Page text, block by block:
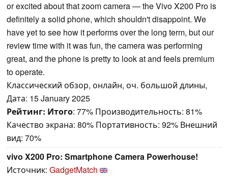
or excited about that zoom camera — the Vivo X200 Pro is
definitely a solid phone, which shouldn't disappoint. We
have yet to see how it performs over the long term, but our
review time with it was fun, the camera was performing
great, and the phone is pretty to look at and feels premium
to operate.
Классический обзор, онлайн, оч. большой длины,
Дата: 15 January 2025
Рейтинг: Итого: 77% Производительность: 81%
Качество экрана: 80% Портативность: 92% Внешний
вид: 70%
vivo X200 Pro: Smartphone Camera Powerhouse!
Источник: GadgetMatch